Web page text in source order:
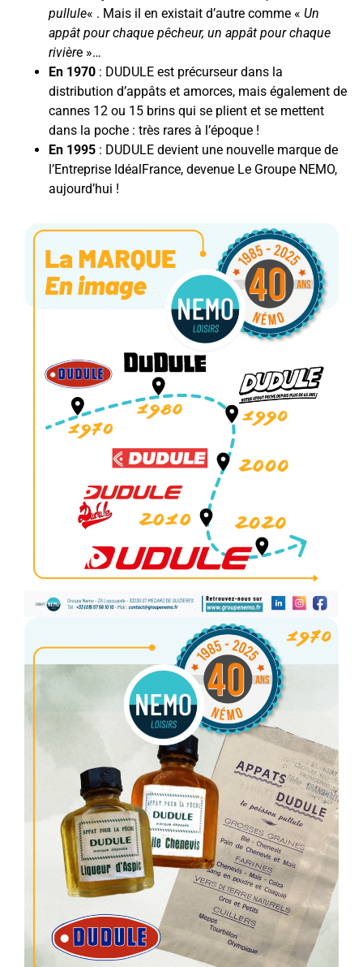
pullule« . Mais il en existait d’autre comme « Un
appât pour chaque pêcheur, un appât pour chaque
rivière »…
En 1970 : DUDULE est précurseur dans la
distribution d’appâts et amorces, mais également de
cannes 12 ou 15 brins qui se plient et se mettent
dans la poche : très rares à l’époque !
En 1995 : DUDULE devient une nouvelle marque de
l’Entreprise IdéalFrance, devenue Le Groupe NEMO,
aujourd’hui !